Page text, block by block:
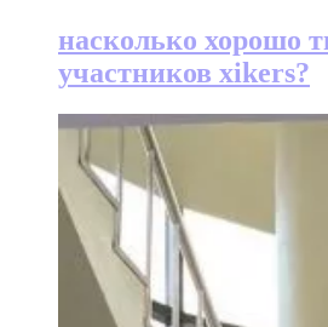
насколько хорошо
участников xikers?